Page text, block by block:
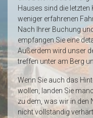
Hauses sind die
weniger erfahrenen
Nach Ihrer Buchung
empfangen Sie eine
Außerdem wird unser
treffen unter am Berg
Wenn Sie auch das
wollen, landen Sie
zu dem, was wir in den
nicht vollständig